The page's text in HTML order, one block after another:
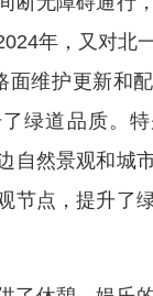
年，又对北
面维护更新和
绿道品质。
自然景观和城
节点，提升了